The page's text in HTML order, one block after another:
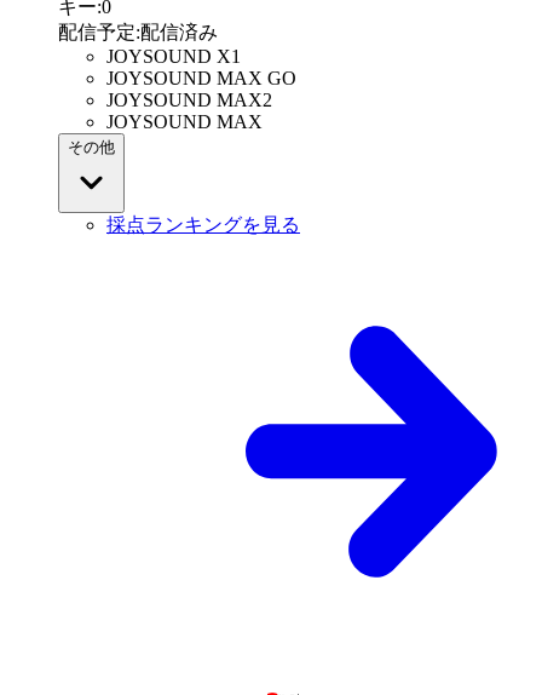
キー:0
配信予定:配信済み
JOYSOUND X1
JOYSOUND MAX GO
JOYSOUND MAX2
JOYSOUND MAX
その他
採点ランキングを見る